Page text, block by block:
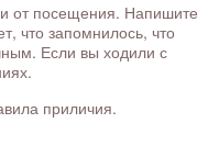
от посещения. Напишите
что запомнилось, что
Если вы ходили с
приличия.